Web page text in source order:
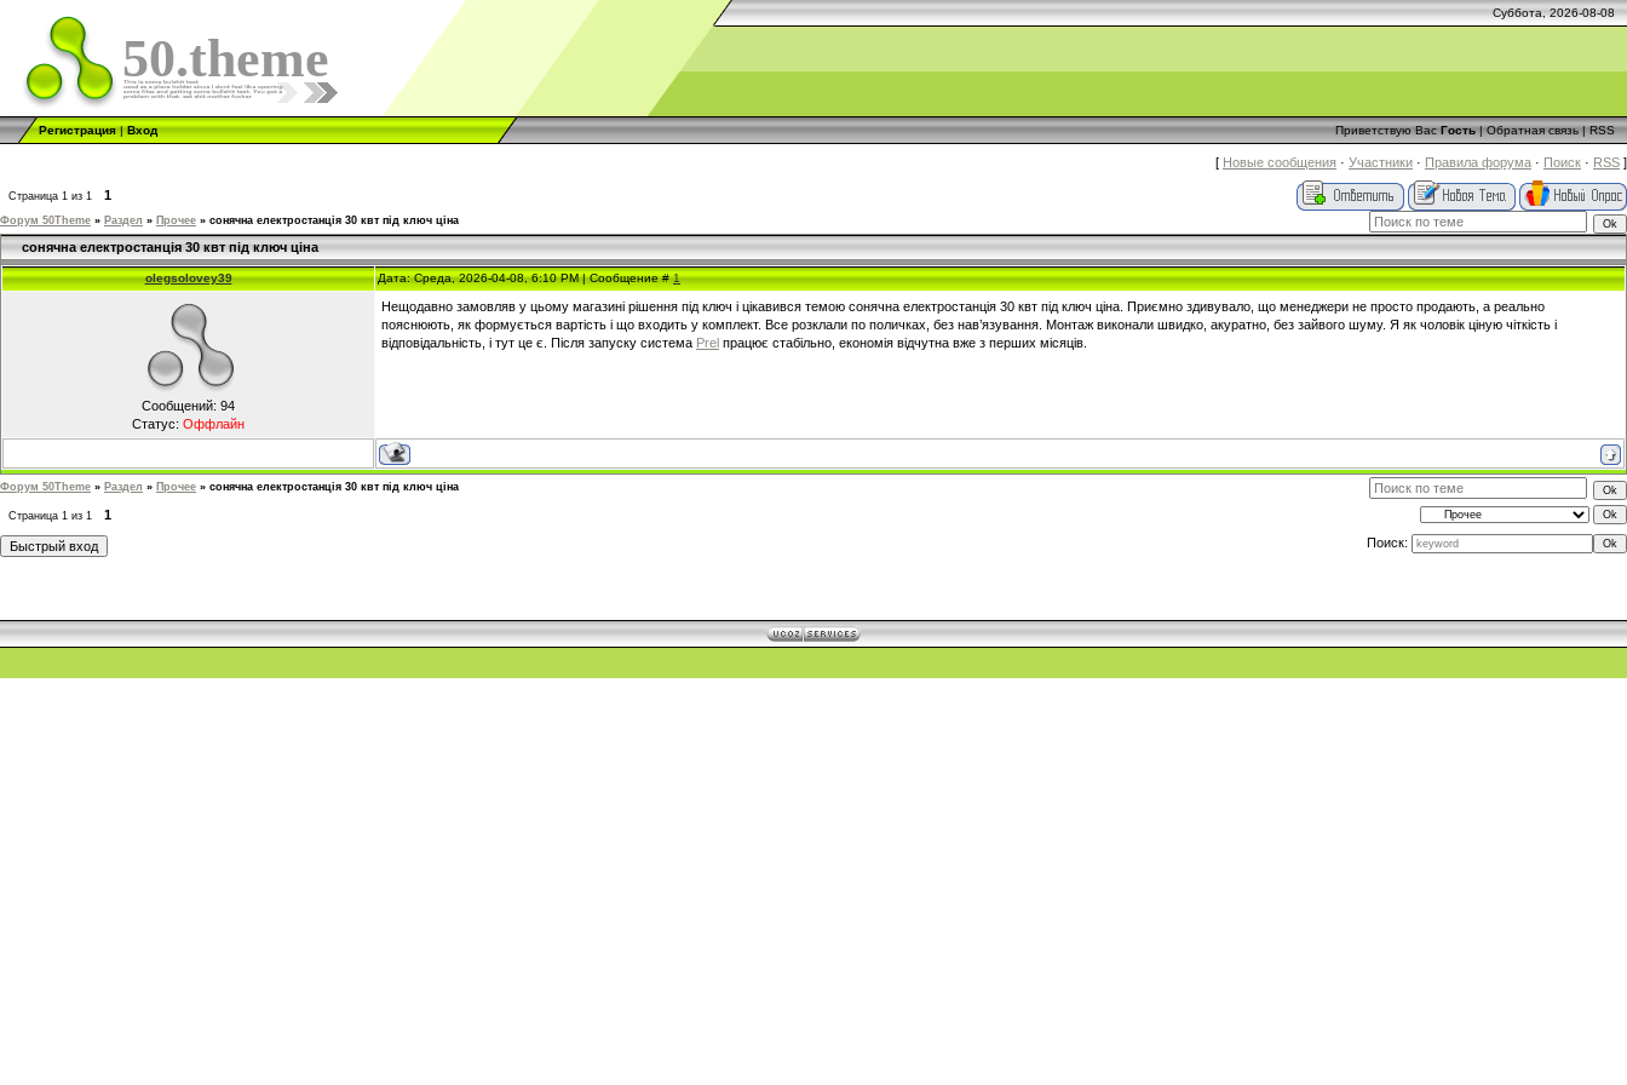
Суббота, 2026-08-08
50.theme
Регистрация|Вход Приветствую Вас Гость|Обратная связь|RSS
[ Новые сообщения · Участники · Правила форума · Поиск · RSS ]
Страница 1 из 1 1
Форум 50Theme » Раздел » Прочее » сонячна електростанція 30 квт під ключ ціна
сонячна електростанція 30 квт під ключ ціна
olegsolovey39 Дата: Среда, 2026-04-08, 6:10 PM | Сообщение #1
Сообщений: 94
Статус: Оффлайн
Нещодавно замовляв у цьому магазині рішення під ключ і цікавився темою сонячна електростанція 30 квт під ключ ціна. Приємно здивувало, що менеджери не просто продають, а реально
пояснюють, як формується вартість і що входить у комплект. Все розклали по поличках, без нав’язування. Монтаж виконали швидко, акуратно, без зайвого шуму. Я як чоловік ціную чіткість і
відповідальність, і тут це є. Після запуску система Prel працює стабільно, економія відчутна вже з перших місяців.
Форум 50Theme » Раздел » Прочее » сонячна електростанція 30 квт під ключ ціна
Страница 1 из 1
1
Поиск: